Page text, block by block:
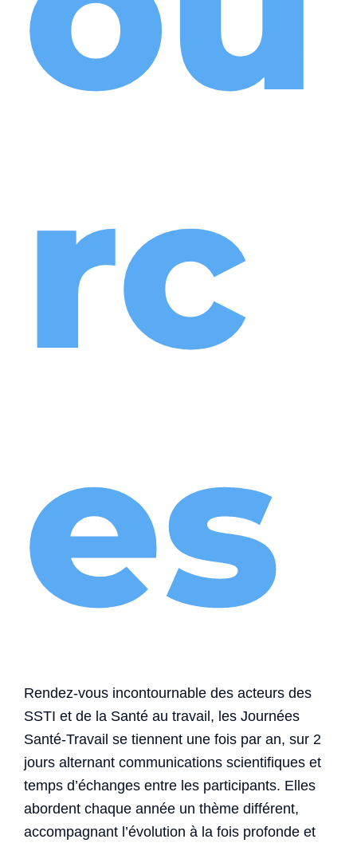
rc
es
Rendez-vous incontournable des acteurs des
SSTI et de la Santé au travail, les Journées
Santé-Travail se tiennent une fois par an, sur 2
jours alternant communications scientifiques et
temps d’échanges entre les participants. Elles
abordent chaque année un thème différent,
accompagnant l’évolution à la fois profonde et